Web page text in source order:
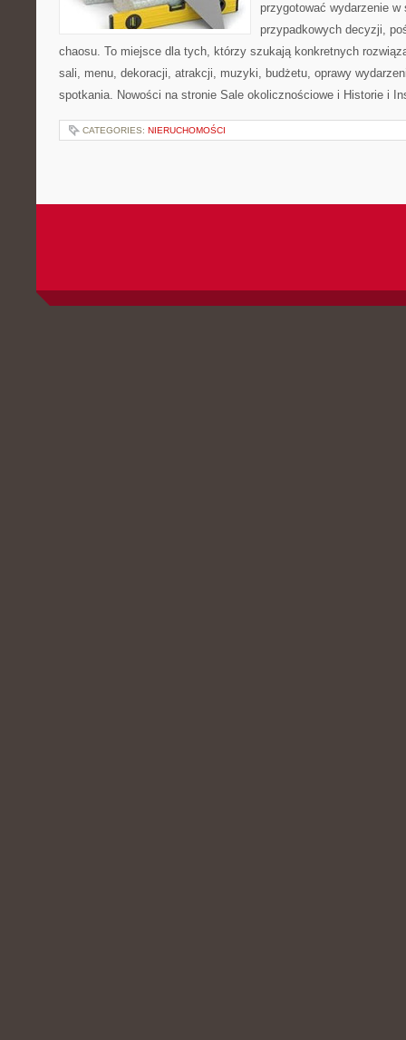
przygotować wydarzenie
przypadkowych decyzji,
chaosu. To miejsce dla tych, którzy szukają konkretnych
sali, menu, dekoracji, atrakcji, muzyki, budżetu, oprawy
spotkania. Nowości na stronie Sale okolicznościowe i Historie i
CATEGORIES: NIERUCHOMOŚCI